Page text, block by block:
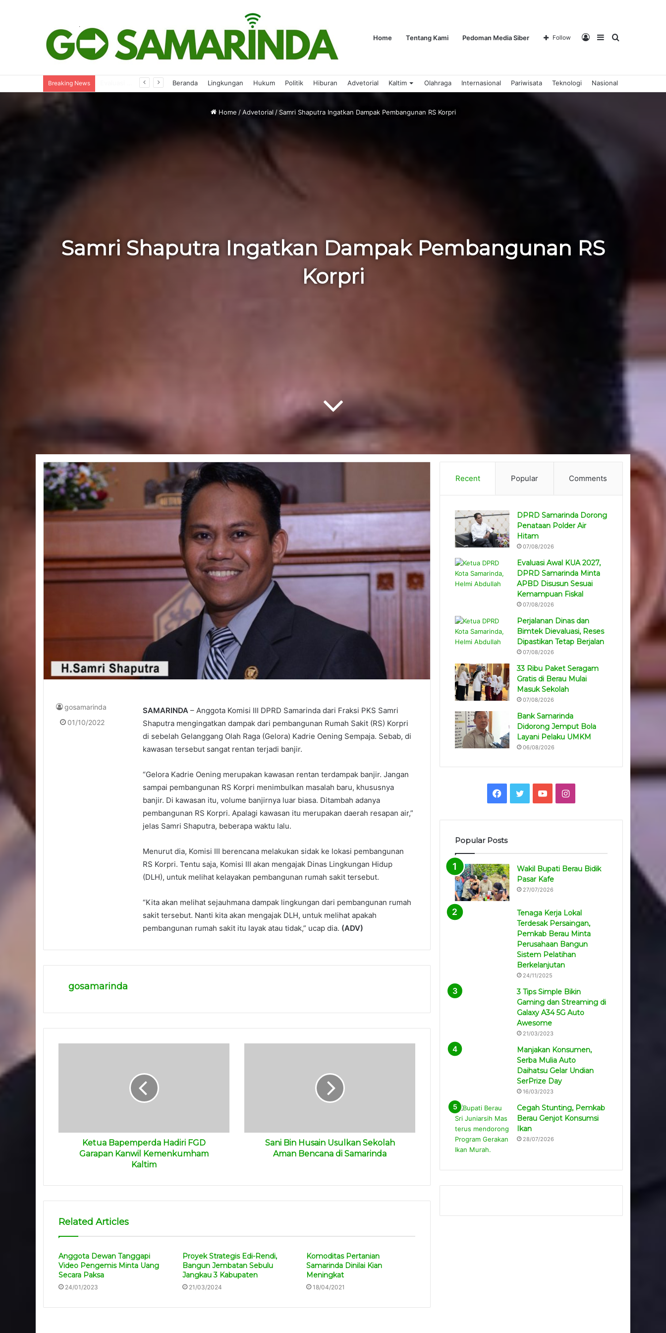
Home Tentang Kami Pedoman Media Siber Search
Sidebar
Log
Follow
Breaking News Beranda Lingkungan Hukum Politik Hiburan Advetorial Kaltim Olahraga Internasional Pariwisata Teknologi Nasional
Home / Advetorial / Samri Shaputra Ingatkan Dampak Pembangunan RS Korpri
Samri Shaputra Ingatkan Dampak Pembangunan RS
Korpri
SAMARINDA – Anggota Komisi III DPRD Samarinda dari Fraksi PKS Samri
Shaputra mengingatkan dampak dari pembangunan Rumah Sakit (RS) Korpri
di sebelah Gelanggang Olah Raga (Gelora) Kadrie Oening Sempaja. Sebab, di
kawasan tersebut sangat rentan terjadi banjir.
“Gelora Kadrie Oening merupakan kawasan rentan terdampak banjir. Jangan
sampai pembangunan RS Korpri menimbulkan masalah baru, khususnya
banjir. Di kawasan itu, volume banjirnya luar biasa. Ditambah adanya
pembangunan RS Korpri. Apalagi kawasan itu merupakan daerah resapan air,”
jelas Samri Shaputra, beberapa waktu lalu.
Menurut dia, Komisi III berencana melakukan sidak ke lokasi pembangunan
RS Korpri. Tentu saja, Komisi III akan mengajak Dinas Lingkungan Hidup
(DLH), untuk melihat kelayakan pembangunan rumah sakit tersebut.
“Kita akan melihat sejauhmana dampak lingkungan dari pembangunan rumah
sakit tersebut. Nanti kita akan mengajak DLH, untuk melihat apakah
pembangunan rumah sakit itu layak atau tidak,” ucap dia. (ADV)
gosamarinda
01/10/2022
gosamarinda
Ketua Bapemperda Hadiri FGD
Garapan Kanwil Kemenkumham
Kaltim
Sani Bin Husain Usulkan Sekolah
Aman Bencana di Samarinda
Related Articles
Anggota Dewan Tanggapi
Video Pengemis Minta Uang
Secara Paksa
24/01/2023
Proyek Strategis Edi-Rendi,
Bangun Jembatan Sebulu
Jangkau 3 Kabupaten
21/03/2024
Komoditas Pertanian
Samarinda Dinilai Kian
Meningkat
18/04/2021
Recent Popular Comments
DPRD Samarinda Dorong
Penataan Polder Air
Hitam
07/08/2026
Evaluasi Awal KUA 2027,
DPRD Samarinda Minta
APBD Disusun Sesuai
Kemampuan Fiskal
07/08/2026
Perjalanan Dinas dan
Bimtek Dievaluasi, Reses
Dipastikan Tetap Berjalan
07/08/2026
33 Ribu Paket Seragam
Gratis di Berau Mulai
Masuk Sekolah
07/08/2026
Bank Samarinda
Didorong Jemput Bola
Layani Pelaku UMKM
06/08/2026
Facebook
TwitterYouTubeInstagram
Popular Posts
Wakil Bupati Berau Bidik
Pasar Kafe
27/07/2026
Tenaga Kerja Lokal
Terdesak Persaingan,
Pemkab Berau Minta
Perusahaan Bangun
Sistem Pelatihan
Berkelanjutan
24/11/2025
3 Tips Simple Bikin
Gaming dan Streaming di
Galaxy A34 5G Auto
Awesome
21/03/2023
Manjakan Konsumen,
Serba Mulia Auto
Daihatsu Gelar Undian
SerPrize Day
16/03/2023
Cegah Stunting, Pemkab
Berau Genjot Konsumsi
Ikan
28/07/2026